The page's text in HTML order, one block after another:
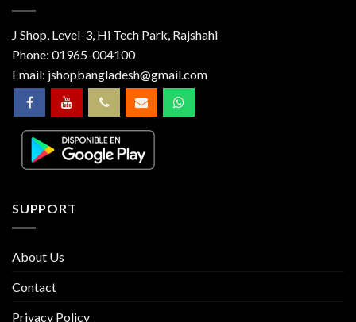
J Shop, Level-3, Hi Tech Park, Rajshahi
Phone: 01965-004100
Email: jshopbangladesh@gmail.com
SUPPORT
About Us
Contact
Privacy Policy